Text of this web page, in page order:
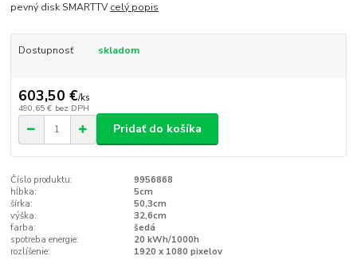
pevný disk SMARTTVcelý popis
Dostupnosť skladom
603,50 €/ks
490,65 € bez DPH
Pridať do košíka
Číslo produktu:
9956868
hĺbka:
5cm
šírka:
50,3cm
výška:
32,6cm
farba:
šedá
spotreba energie:
20 kWh/1000h
rozlíšenie:
1920 x 1080 pixelov